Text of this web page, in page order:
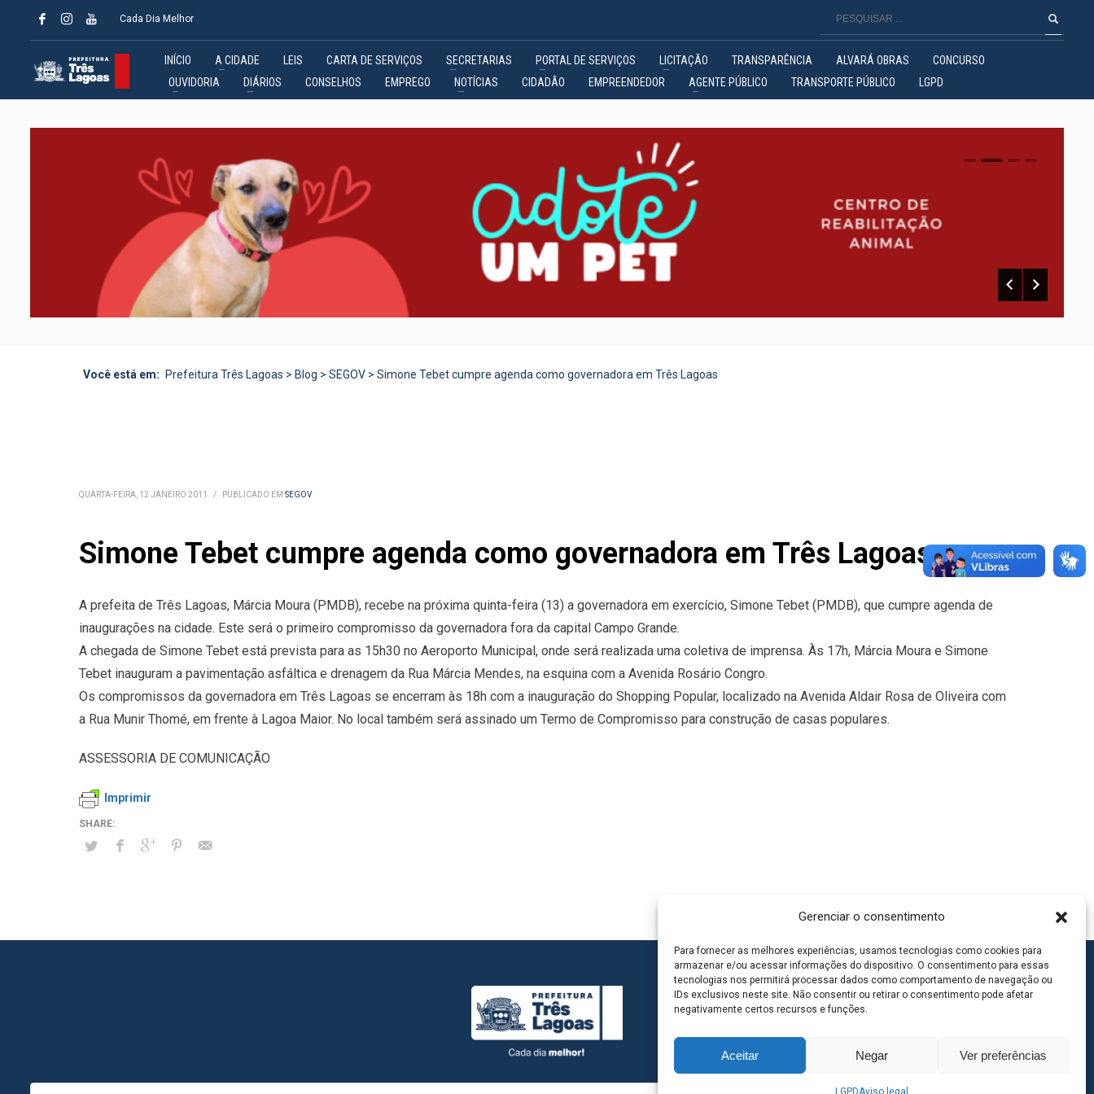
Gerenciar o consentimento
Para fornecer as melhores experiências, usamos tecnologias como cookies para
armazenar e/ou acessar informações do dispositivo. O consentimento para essas
tecnologias nos permitirá processar dados como comportamento de navegação ou
IDs exclusivos neste site. Não consentir ou retirar o consentimento pode afetar
negativamente certos recursos e funções.
Aceitar Negar Ver preferências
LGPDAviso legal
Cada Dia Melhor
INÍCIO A CIDADE LEIS CARTA DE SERVIÇOS SECRETARIAS PORTAL DE SERVIÇOS LICITAÇÃO TRANSPARÊNCIA ALVARÁ OBRAS
CONCURSO
OUVIDORIA
DIÁRIOS CONSELHOS EMPREGO NOTÍCIAS CIDADÃO EMPREENDEDOR AGENTE PÚBLICO TRANSPORTE PÚBLICO LGPD
0 1 2
Você está em: Prefeitura Três Lagoas > Blog > SEGOV > Simone Tebet cumpre agenda como governadora em Três Lagoas
QUARTA-FEIRA, 12 JANEIRO 2011 / PUBLICADO EM SEGOV
Simone Tebet cumpre agenda como governadora em Três Lagoas
A prefeita de Três Lagoas, Márcia Moura (PMDB), recebe na próxima quinta-feira (13) a governadora em exercício, Simone Tebet (PMDB), que cumpre agenda de
inaugurações na cidade. Este será o primeiro compromisso da governadora fora da capital Campo Grande.
A chegada de Simone Tebet está prevista para as 15h30 no Aeroporto Municipal, onde será realizada uma coletiva de imprensa. Às 17h, Márcia Moura e Simone
Tebet inauguram a pavimentação asfáltica e drenagem da Rua Márcia Mendes, na esquina com a Avenida Rosário Congro.
Os compromissos da governadora em Três Lagoas se encerram às 18h com a inauguração do Shopping Popular, localizado na Avenida Aldair Rosa de Oliveira com
a Rua Munir Thomé, em frente à Lagoa Maior. No local também será assinado um Termo de Compromisso para construção de casas populares.
ASSESSORIA DE COMUNICAÇÃO
Imprimir